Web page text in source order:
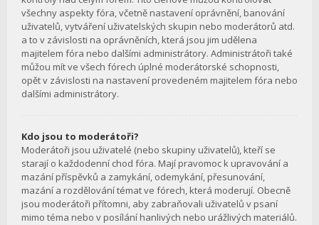
všechny aspekty fóra, včetně nastavení oprávnění, banování
uživatelů, vytváření uživatelských skupin nebo moderátorů atd.
a to v závislosti na oprávněních, která jsou jim udělena
majitelem fóra nebo dalšími administrátory. Administrátoři také
můžou mít ve všech fórech úplné moderátorské schopnosti,
opět v závislosti na nastavení provedeném majitelem fóra nebo
dalšími administrátory.
Kdo jsou to moderátoři?
Moderátoři jsou uživatelé (nebo skupiny uživatelů), kteří se
starají o každodenní chod fóra. Mají pravomoc k upravování a
mazání příspěvků a zamykání, odemykání, přesunování,
mazání a rozdělování témat ve fórech, která moderují. Obecně
jsou moderátoři přítomni, aby zabraňovali uživatelů v psaní
mimo téma nebo v posílání hanlivých nebo urážlivých materiálů.